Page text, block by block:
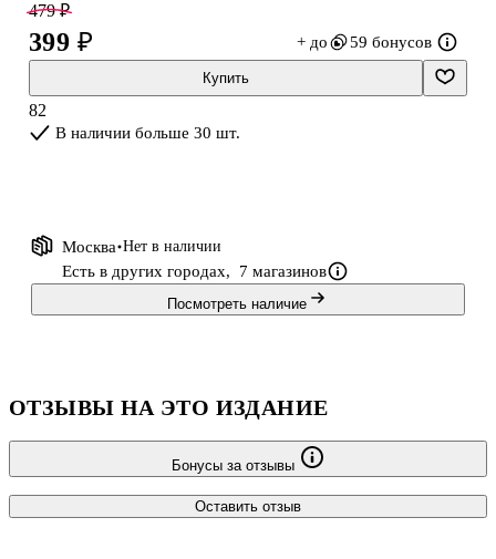
игровые и нестандартные задания, дополнительный материал для
учителя. Издание адресовано учителям начальной школы,
студентам педагогических вузов и колледжей.
479 ₽
399 ₽ + до 59 бонусов
Купить
82
В наличии больше 30 шт.
Москва Нет в наличии
Есть в других городах, 7 магазинов
Посмотреть наличие
ОТЗЫВЫ НА ЭТО ИЗДАНИЕ
Бонусы за отзывы
Оставить отзыв